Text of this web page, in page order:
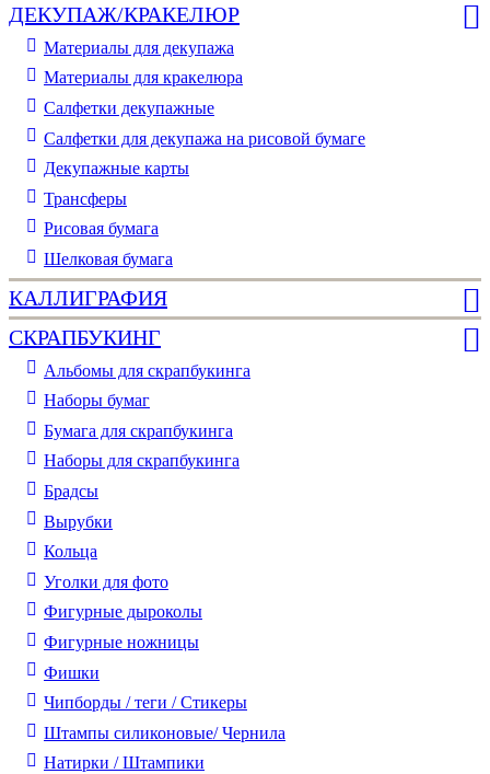
ДЕКУПАЖ/КРАКЕЛЮР
Материалы для декупажа
Материалы для кракелюра
Cалфетки декупажные
Салфетки для декупажа на рисовой бумаге
Декупажные карты
Трансферы
Рисовая бумага
Шелковая бумага
КАЛЛИГРАФИЯ
СКРАПБУКИНГ
Альбомы для скрапбукинга
Наборы бумаг
Бумага для скрапбукинга
Наборы для скрапбукинга
Брадсы
Вырубки
Кольца
Уголки для фото
Фигурные дыроколы
Фигурные ножницы
Фишки
Чипборды / теги / Стикеры
Штампы силиконовые/ Чернила
Натирки / Штампики